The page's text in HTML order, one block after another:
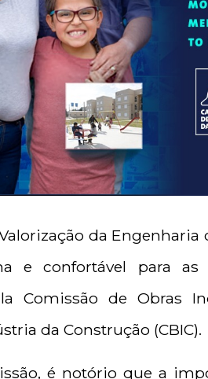
da Engenharia
e confortável para as
Comissão de Obras
da Construção (CBIC).
é notório que a